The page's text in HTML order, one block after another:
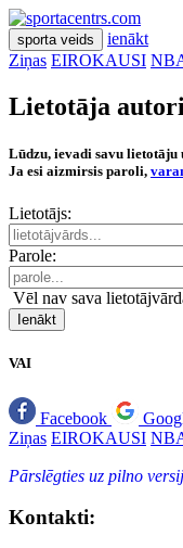
sporta veids
ienākt
Ziņas EIROKAUSI
Lietotāja
Lūdzu, ievadi savu lietotāju
Ja esi aizmirsis paroli,
Lietotājs:
Parole:
Vēl nav sava
Ienākt
VAI
Facebook
Ziņas EIROKAUSI
Pārslēgties uz pilno
Kontakti: